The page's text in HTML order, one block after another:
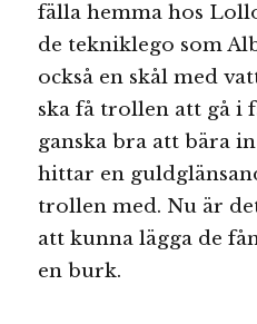
fälla hemma hos
de tekniklego som
också en skål med
ska få trollen att gå i
ganska bra att bära
hittar en
trollen med. Nu är
att kunna lägga de
en burk.